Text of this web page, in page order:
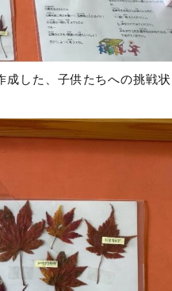
成した、子供たちへの挑戦状